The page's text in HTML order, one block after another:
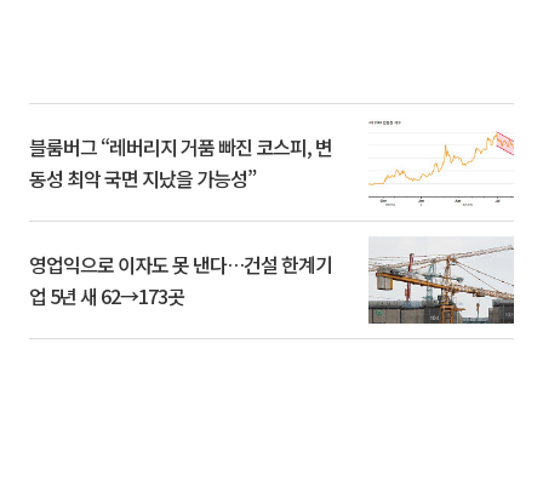
블룸버그 “레버리지 거품 빠진 코스피, 변
동성 최악 국면 지났을 가능성”
영업익으로 이자도 못 낸다…건설 한계기
업 5년 새 62→173곳